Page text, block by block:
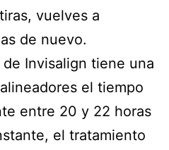
vuelves a
de nuevo.
Invisalign tiene una
el tiempo
entre 20 y 22 horas
el tratamiento